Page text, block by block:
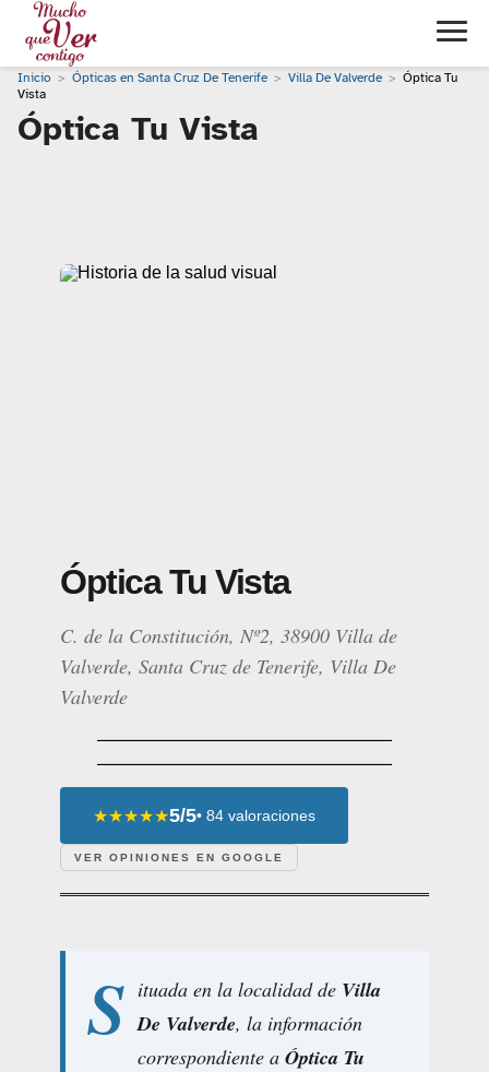
Inicio Ópticas en Santa Cruz De Tenerife Villa De Valverde
Óptica Tu
Vista
Óptica Tu Vista
Óptica Tu Vista
C. de la Constitución, Nº2, 38900 Villa de
Valverde, Santa Cruz de Tenerife, Villa De
Valverde
★★★★★5/5• 84 valoraciones
VER OPINIONES EN GOOGLE
S ituada en la localidad de Villa
De Valverde, la información
correspondiente a Óptica Tu